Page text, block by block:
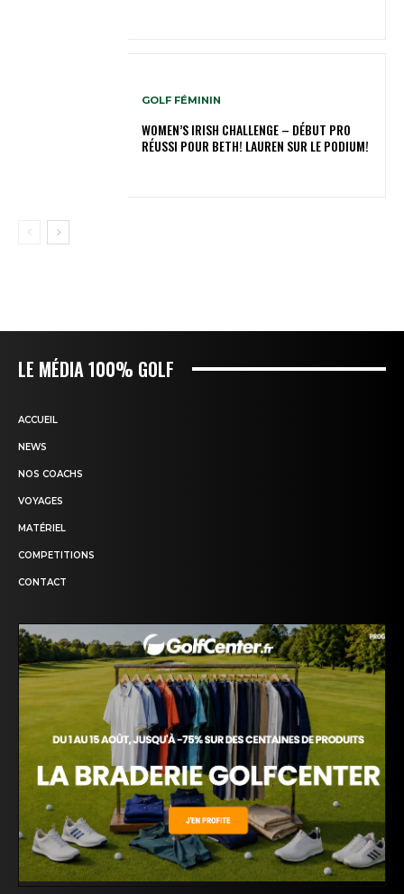
GOLF FÉMININ
WOMEN’S IRISH CHALLENGE – DÉBUT PRO
RÉUSSI POUR BETH! LAUREN SUR LE PODIUM!
LE MÉDIA 100% GOLF
ACCUEIL
NEWS
NOS COACHS
VOYAGES
MATÉRIEL
COMPETITIONS
CONTACT